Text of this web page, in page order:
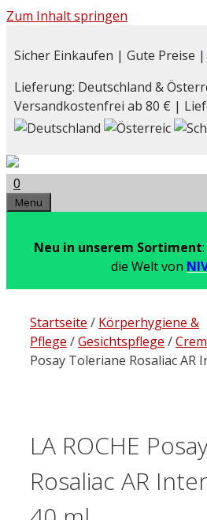
Zum Inhalt springen
Sicher Einkaufen | Gute Preise |
Lieferung: Deutschland &
Versandkostenfrei ab 80 € |
0
Menu
Neu in unserem Sortiment
die Welt von
Startseite / Körperhygiene &
Pflege /Gesichtspflege /
Posay Toleriane Rosaliac AR
LA ROCHE
Rosaliac AR